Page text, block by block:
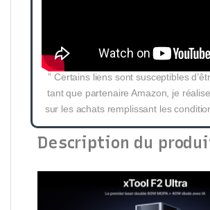
” Certains liens sont susceptibles
tant que partenaire Amazon, je
sur les achats remplissant les
Description du